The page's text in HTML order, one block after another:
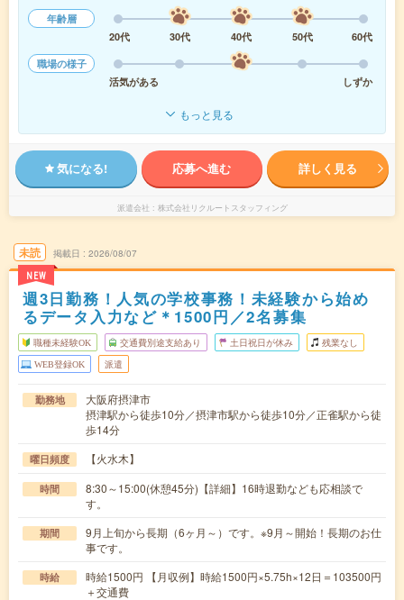
年齢層
20代
30代 40代 50代
60代
職場の様子
活気がある
しずか
もっと見る
気になる! 応募へ進む 詳しく見る
派遣会社 株式会社リクルートスタッフィング
未読
NEW
掲載日 2026/08/07
週3日勤務！人気の学校事務！未経験から始め
るデータ入力など＊1500円／2名募集
職種未経験OK 交通費別途支給あり 土日祝日が休み 残業なし
WEB登録OK 派遣
勤務地
大阪府摂津市
摂津駅から徒歩10分／摂津市駅から徒歩10分／正雀駅から徒
歩14分
曜日頻度 【火水木】
時間
8:30～15:00(休憩45分)【詳細】16時退勤なども応相談で
す。
期間
9月上旬から長期（6ヶ月～）です。※9月～開始！長期のお仕
事です。
時給
時給1500円 【月収例】時給1500円×5.75h×12日＝103500円
＋交通費